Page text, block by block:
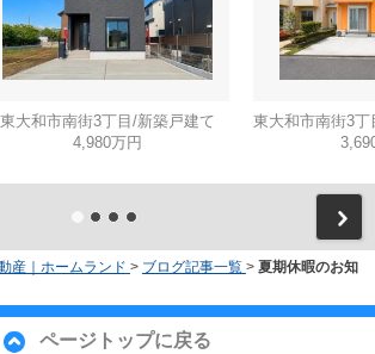
東大和市南街3丁目/新築戸建て
4,980万円
産｜ホームランド > ブログ記事一覧 > 夏期休暇のお知
ページトップに戻る